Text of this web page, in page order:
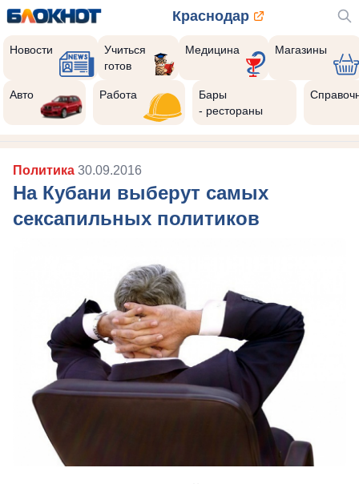
Краснодар
Новости
Учиться
готов
Медицина Магазины
Авто Работа
Бары
- рестораны
Политика 30.09.2016
На Кубани выберут самых
сексапильных политиков